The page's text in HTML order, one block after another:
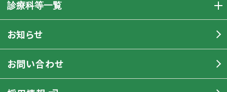
診療科等一覧
お知らせ
お問い合わせ